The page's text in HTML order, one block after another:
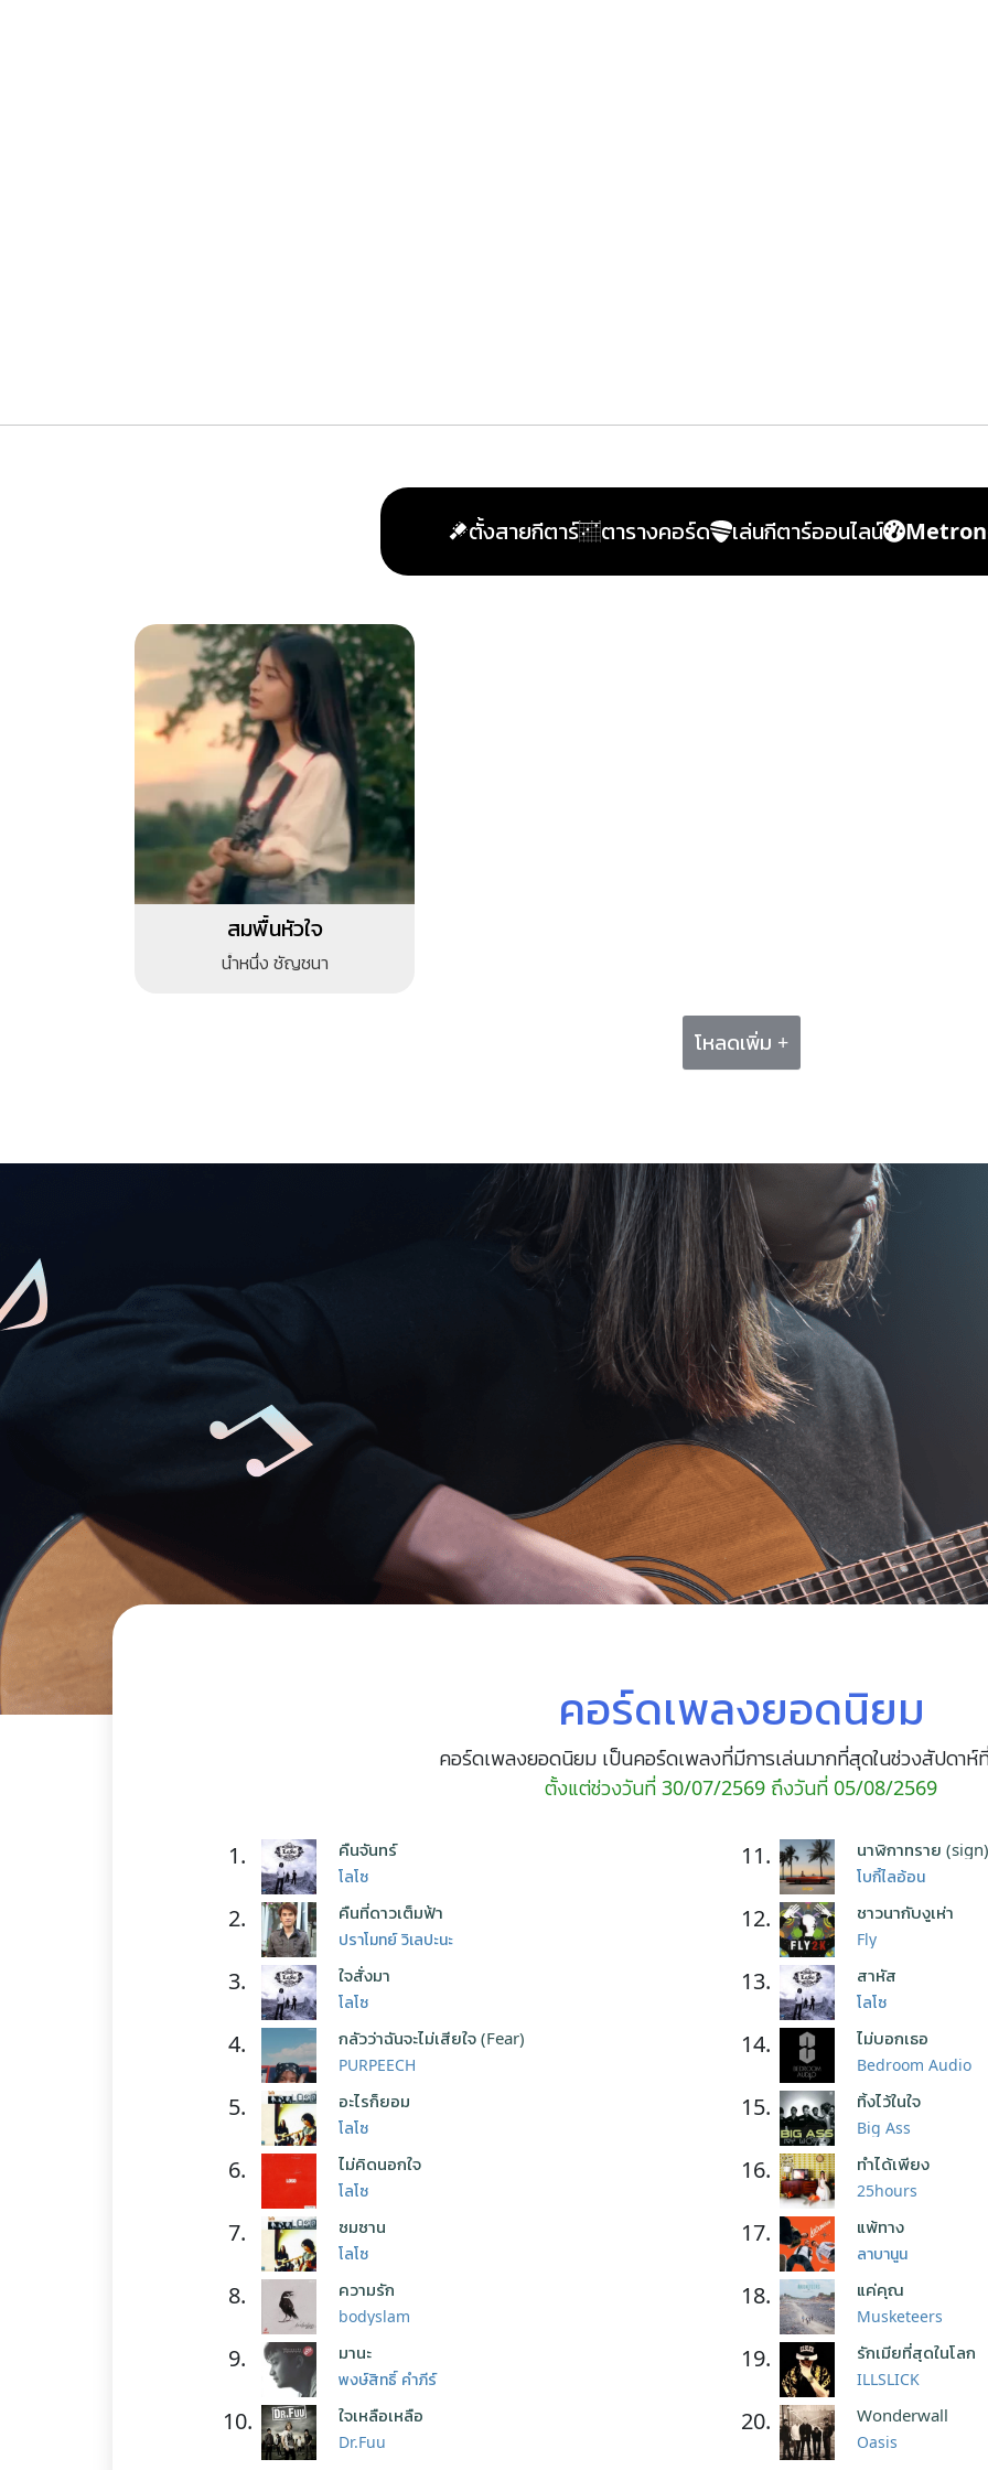
ตั้งสายกีตาร์ ตารางคอร์ด เล่นกีตาร์ออนไลน์
สมพื้นหัวใจ
นํ้าหนึ่ง ชัญชนา
โหลดเพิ่ม +
คอร์ดเพลงยอดนิยม
คอร์ดเพลงยอดนิยม เป็นคอร์ดเพลงที่มีการเล่นมากที่สุดในช่วงสัปดาห์
ตั้งแต่ช่วงวันที่ 30/07/2569 ถึงวันที่ 05/08/2569
1. คืนจันทร์
โลโซ
2. คืนที่ดาวเต็มฟ้า
ปราโมทย์ วิเลปะนะ
3. ใจสั่งมา
โลโซ
4. กลัวว่าฉันจะไม่เสียใจ (Fear)
PURPEECH
5. อะไรก็ยอม
โลโซ
6. ไม่คิดนอกใจ
โลโซ
7. ซมซาน
โลโซ
8. ความรัก
bodyslam
9. มานะ
พงษ์สิทธิ์ คำภีร์
10. ใจเหลือเหลือ
Dr.Fuu
11. นาฬิกาทราย (sign)
โบกี้ไลอ้อน
12. ชาวนากับงูเห่า
Fly
13. สาหัส
โลโซ
14. ไม่บอกเธอ
Bedroom Audio
15. ทิ้งไว้ในใจ
Big Ass
16. ทำได้เพียง
25hours
17. แพ้ทาง
ลาบานูน
18. แค่คุณ
Musketeers
19. รักเมียที่สุดในโลก
ILLSLICK
20. Wonderwall
Oasis